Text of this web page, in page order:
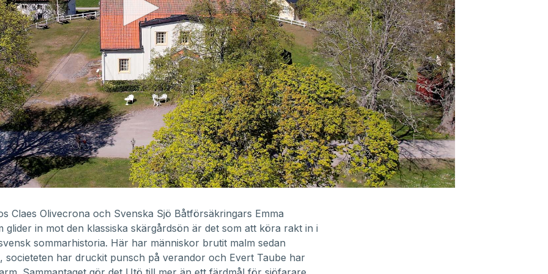
Claes Olivecrona och Svenska Sjö Båtförsäkringars Emma
glider in mot den klassiska skärgårdsön är det som att köra rakt in i
sommarhistoria. Här har människor brutit malm sedan
societeten har druckit punsch på verandor och Evert Taube har